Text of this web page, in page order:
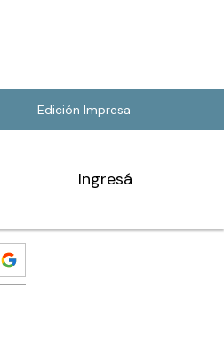
Edición Impresa
Ingresá